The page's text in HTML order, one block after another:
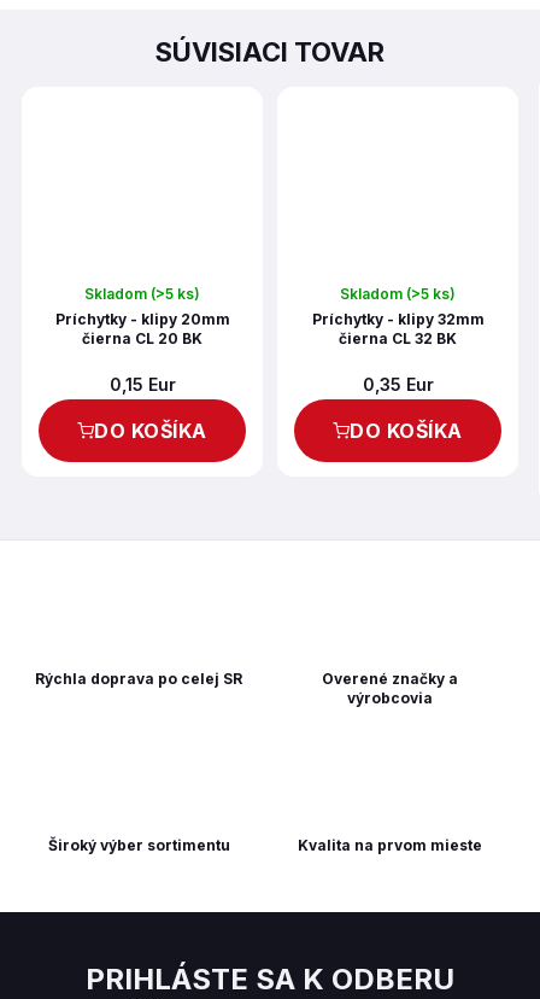
SÚVISIACI TOVAR
Skladom (>5 ks)
Príchytky - klipy 20mm
čierna CL 20 BK
0,15 Eur
DO KOŠÍKA
Skladom (>5 ks)
Príchytky - klipy 32mm
čierna CL 32 BK
0,35 Eur
DO KOŠÍKA
Kvalita na prvom mieste
Overené značky a
výrobcovia
Rýchla doprava po celej SR
Široký výber sortimentu
PRIHLÁSTE SA K ODBERU